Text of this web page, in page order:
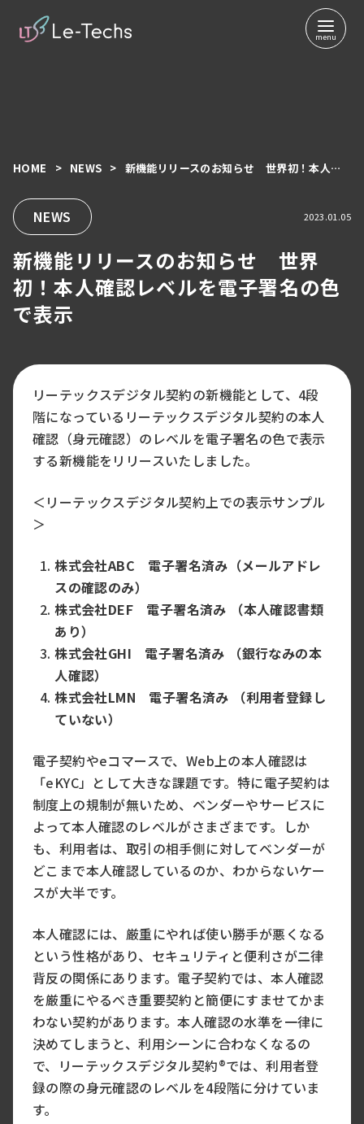
新機能リリースのお知らせ 世界
初！本人確認レベルを電子署名の色
で表示
2023.01.05
NEWS
リーテックスデジタル契約の新機能として、4段
階になっているリーテックスデジタル契約の本人
確認（身元確認）のレベルを電子署名の色で表示
する新機能をリリースいたしました。
＜リーテックスデジタル契約上での表示サンプル
＞
株式会社ABC 電子署名済み（メールアドレ
スの確認のみ）
株式会社DEF 電子署名済み （本人確認書類
あり）
株式会社GHI 電子署名済み （銀行なみの本
人確認）
株式会社LMN 電子署名済み （利用者登録し
ていない）
電子契約やeコマースで、Web上の本人確認は
「eKYC」として大きな課題です。特に電子契約は
制度上の規制が無いため、ベンダーやサービスに
よって本人確認のレベルがさまざまです。しか
も、利用者は、取引の相手側に対してベンダーが
どこまで本人確認しているのか、わからないケー
スが大半です。
本人確認には、厳重にやれば使い勝手が悪くなる
という性格があり、セキュリティと便利さが二律
背反の関係にあります。電子契約では、本人確認
を厳重にやるべき重要契約と簡便にすませてかま
わない契約があります。本人確認の水準を一律に
決めてしまうと、利用シーンに合わなくなるの
で、リーテックスデジタル契約®では、利用者登
録の際の身元確認のレベルを4段階に分けていま
す。
HOME NEWS 新機能リリースのお知らせ 世界初！本人確認レベルを電子署名の色で表示